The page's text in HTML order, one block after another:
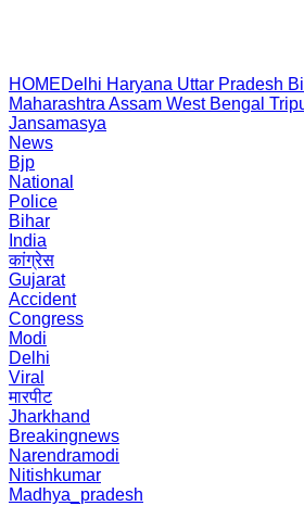
HOMEDelhi Haryana Uttar Pradesh
Maharashtra Assam West Bengal
Jansamasya
News
Bjp
National
Police
Bihar
India
कांग्रेस
Gujarat
Accident
Congress
Modi
Delhi
Viral
मारपीट
Jharkhand
Breakingnews
Narendramodi
Nitishkumar
Madhya_pradesh